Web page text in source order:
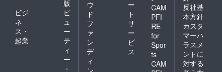
版
ビジ
ネ
ス・
起業
ビ
ュ
ー
テ
ィ
ー
・
ウ
ド
フ
ァ
ン
デ
ィ
ン
ー
ト
サ
ー
ビ
ス
CAM
PFI
RE
for
Spor
ts
CAM
反社基
本方針
カスタ
マーハ
ラスメ
ントに
対する